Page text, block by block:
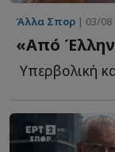
Άλλα Σπορ | 03/08
«Από